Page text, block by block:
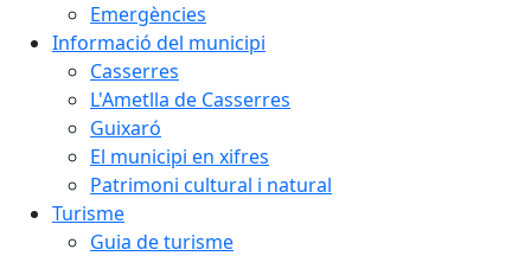
Emergències
Informació del municipi
Casserres
L'Ametlla de Casserres
Guixaró
El municipi en xifres
Patrimoni cultural i natural
Turisme
Guia de turisme